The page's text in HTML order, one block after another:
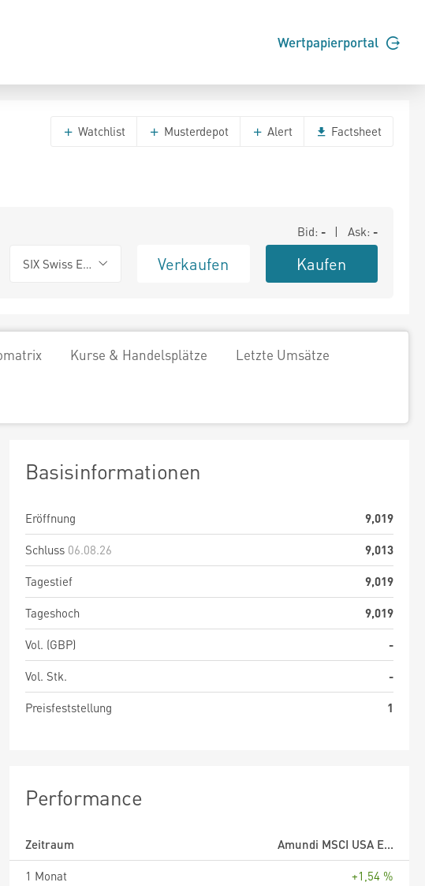
Wertpapierportal
Watchlist Musterdepot Alert Factsheet
Bid: - | Ask: -
SIX Swiss Exchange Verkaufen Kaufen
Kurse & Handelsplätze Letzte Umsätze
Basisinformationen
Eröffnung
9,019
Schluss 06.08.26
9,013
Tagestief
9,019
Tageshoch
9,019
Vol. (GBP)
-
Vol. Stk.
-
Preisfeststellung
1
Performance
Zeitraum
Amundi MSCI USA E...
1 Monat
+1,54 %